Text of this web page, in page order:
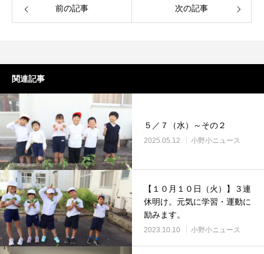
前の記事 次の記事
関連記事
５／７（水）～その２
2025.05.12 小野小ニュース
【１０月１０日（火）】３連
休明け。元気に学習・運動に
励みます。
2023.10.10 小野小ニュース